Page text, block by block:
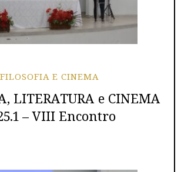
FILOSOFIA E CINEMA
LITERATURA e CINEMA
– VIII Encontro